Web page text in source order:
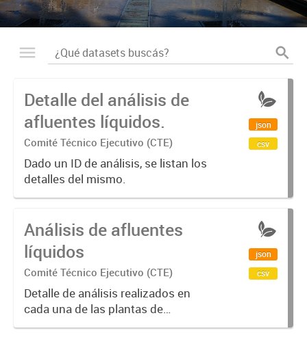
Detalle del análisis de
afluentes líquidos.
Comité Técnico Ejecutivo (CTE)
Dado un ID de análisis, se listan los
detalles del mismo.
json
csv
Análisis de afluentes
líquidos
Comité Técnico Ejecutivo (CTE)
Detalle de análisis realizados en
cada una de las plantas de
afluentes líquidos por año.
json
csv